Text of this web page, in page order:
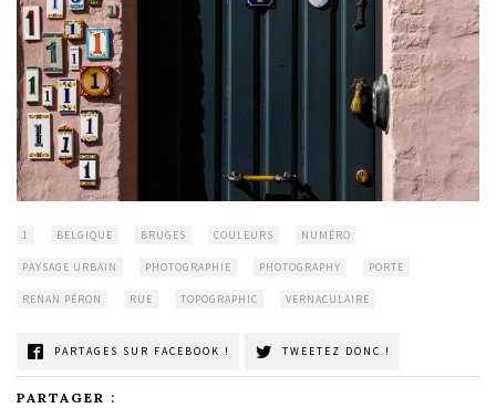
1 BELGIQUE BRUGES COULEURS NUMÉRO
PAYSAGE URBAIN PHOTOGRAPHIE PHOTOGRAPHY PORTE
RENAN PÉRON RUE TOPOGRAPHIC VERNACULAIRE
PARTAGES SUR FACEBOOK ! TWEETEZ DONC !
PARTAGER :